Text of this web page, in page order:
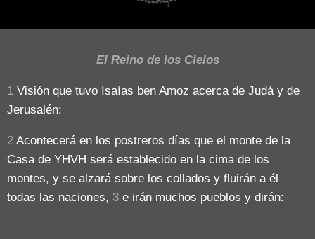
El Reino de los Cielos
1 Visión que tuvo Isaías ben Amoz acerca de Judá y de
Jerusalén:
2 Acontecerá en los postreros días que el monte de la
Casa de YHVH será establecido en la cima de los
montes, y se alzará sobre los collados y fluirán a él
todas las naciones, 3 e irán muchos pueblos y dirán: